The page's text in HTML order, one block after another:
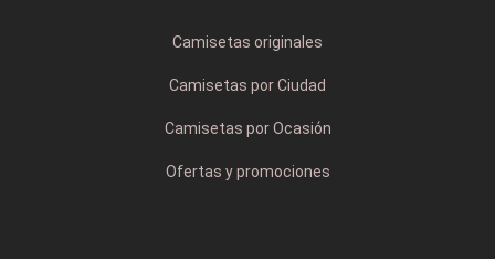
Camisetas originales
Camisetas por Ciudad
Camisetas por Ocasión
Ofertas y promociones